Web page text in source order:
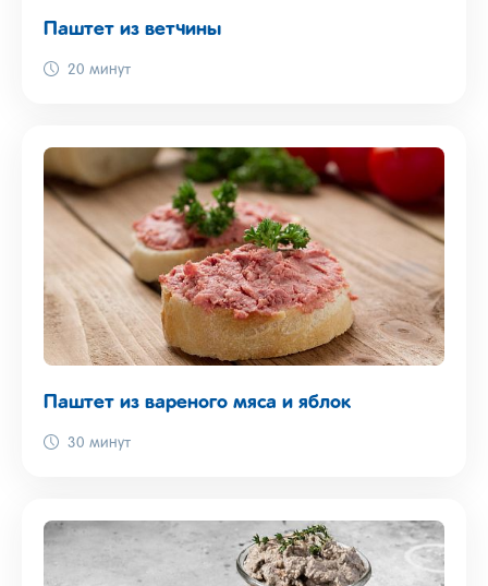
Паштет из ветчины
20 минут
Паштет из вареного мяса и яблок
30 минут